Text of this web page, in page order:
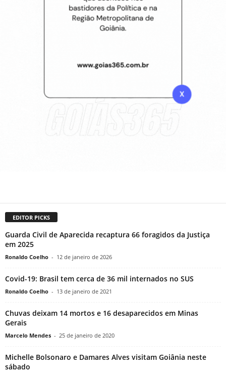
EDITOR PICKS
Guarda Civil de Aparecida recaptura 66 foragidos da Justiça
em 2025
Ronaldo Coelho - 12 de janeiro de 2026
Covid-19: Brasil tem cerca de 36 mil internados no SUS
Ronaldo Coelho - 13 de janeiro de 2021
Chuvas deixam 14 mortos e 16 desaparecidos em Minas
Gerais
Marcelo Mendes - 25 de janeiro de 2020
Michelle Bolsonaro e Damares Alves visitam Goiânia neste
sábado